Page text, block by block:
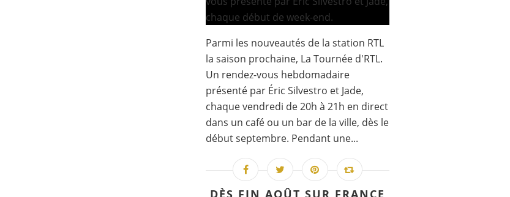
Parmi les nouveautés de la station RTL
la saison prochaine, La Tournée d'RTL.
Un rendez-vous hebdomadaire
présenté par Éric Silvestro et Jade,
chaque vendredi de 20h à 21h en direct
dans un café ou un bar de la ville, dès le
début septembre. Pendant une...
DÈS FIN AOÛT SUR FRANCE